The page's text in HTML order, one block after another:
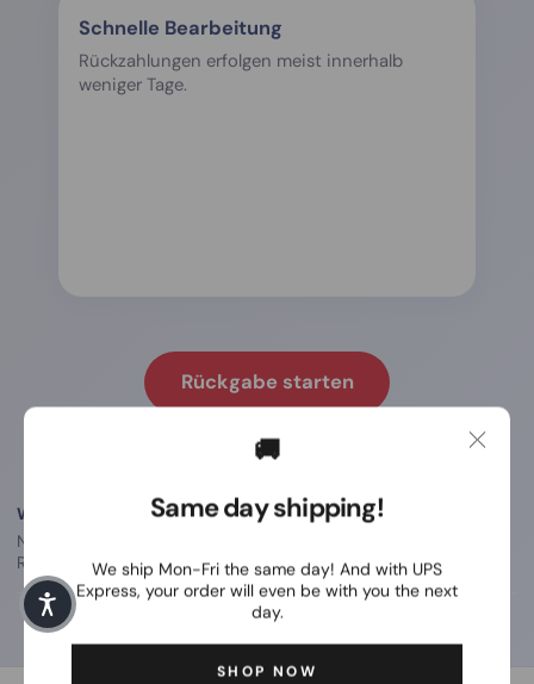
Schnelle Bearbeitung
Rückzahlungen erfolgen meist innerhalb
weniger Tage.
Rückgabe starten
Wie starte ich die Rückgabe?
Nutze den Button oben und folge den Schritten im
Retourenportal.
🚚
Same day shipping!
We ship Mon-Fri the same day! And with UPS
Express, your order will even be with you the next
day.
SHOP NOW